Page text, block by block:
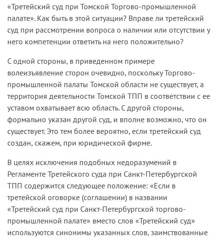
«Третейский суд при Томской Торгово-промышленной
палате». Как быть в этой ситуации? Вправе ли третейский
суд при рассмотрении вопроса о наличии или отсутствии у
него компетенции ответить на него положительно?
С одной стороны, в приведенном примере
волеизъявление сторон очевидно, поскольку Торгово-
промышленной палаты Томской области не существует, а
территория деятельности Томской ТПП в соответствии с ее
уставом охватывает всю область. С другой стороны,
формально указан другой суд, и вполне возможно, что он
существует. Это тем более вероятно, если третейский суд
создан, скажем, при юридической фирме.
В целях исключения подобных недоразумений в
Регламенте Третейского суда при Санкт-Петербургской
ТПП содержится следующее положение: «Если в
третейской оговорке (соглашении) в названии
«Третейский суд при Санкт-Петербургской торгово-
промышленной палате» вместо слов «Третейский суд»
используются синонимы указанных слов, заимствованные